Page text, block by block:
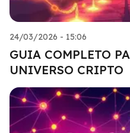
24/03/2026 - 15:06
GUIA COMPLETO
UNIVERSO CRIPTO